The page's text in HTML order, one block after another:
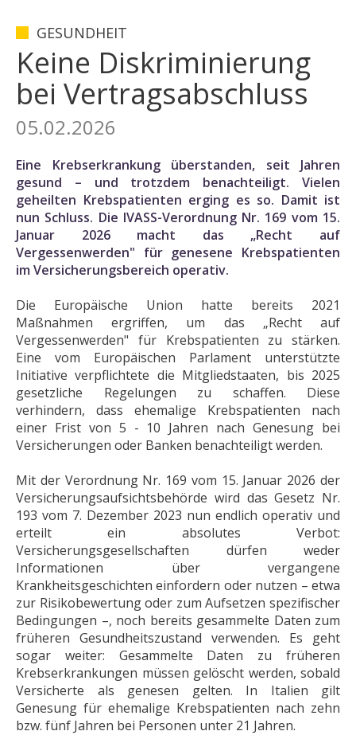
GESUNDHEIT
Keine Diskriminierung
bei Vertragsabschluss
05.02.2026
Eine Krebserkrankung überstanden, seit Jahren
gesund – und trotzdem benachteiligt. Vielen
geheilten Krebspatienten erging es so. Damit ist
nun Schluss. Die IVASS-Verordnung Nr. 169 vom 15.
Januar 2026 macht das „Recht auf
Vergessenwerden" für genesene Krebspatienten
im Versicherungsbereich operativ.
Die Europäische Union hatte bereits 2021
Maßnahmen ergriffen, um das „Recht auf
Vergessenwerden" für Krebspatienten zu stärken.
Eine vom Europäischen Parlament unterstützte
Initiative verpflichtete die Mitgliedstaaten, bis 2025
gesetzliche Regelungen zu schaffen. Diese
verhindern, dass ehemalige Krebspatienten nach
einer Frist von 5 - 10 Jahren nach Genesung bei
Versicherungen oder Banken benachteiligt werden.
Mit der Verordnung Nr. 169 vom 15. Januar 2026 der
Versicherungsaufsichtsbehörde wird das Gesetz Nr.
193 vom 7. Dezember 2023 nun endlich operativ und
erteilt ein absolutes Verbot:
Versicherungsgesellschaften dürfen weder
Informationen über vergangene
Krankheitsgeschichten einfordern oder nutzen – etwa
zur Risikobewertung oder zum Aufsetzen spezifischer
Bedingungen –, noch bereits gesammelte Daten zum
früheren Gesundheitszustand verwenden. Es geht
sogar weiter: Gesammelte Daten zu früheren
Krebserkrankungen müssen gelöscht werden, sobald
Versicherte als genesen gelten. In Italien gilt
Genesung für ehemalige Krebspatienten nach zehn
bzw. fünf Jahren bei Personen unter 21 Jahren.